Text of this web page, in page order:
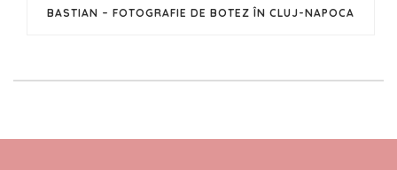
BASTIAN – FOTOGRAFIE DE BOTEZ ÎN CLUJ-NAPOCA